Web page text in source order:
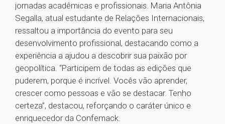
jornadas acadêmicas e profissionais. Maria Antônia
Segalla, atual estudante de Relações Internacionais,
ressaltou a importância do evento para seu
desenvolvimento profissional, destacando como a
experiência a ajudou a descobrir sua paixão por
geopolítica. “Participem de todas as edições que
puderem, porque é incrível. Vocês vão aprender,
crescer como pessoas e vão se destacar. Tenho
certeza”, destacou, reforçando o caráter único e
enriquecedor da Confemack.